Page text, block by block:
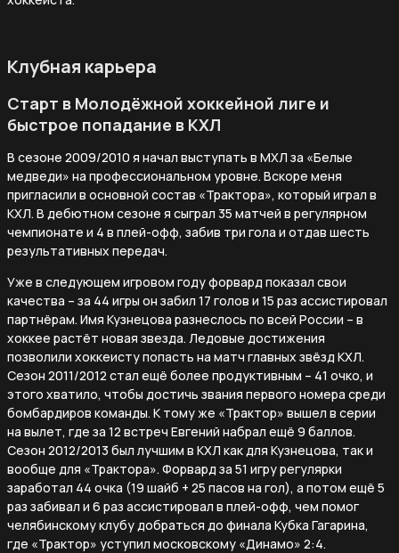
Клубная карьера
Старт в Молодёжной хоккейной лиге и
быстрое попадание в КХЛ
В сезоне 2009/2010 я начал выступать в МХЛ за «Белые
медведи» на профессиональном уровне. Вскоре меня
пригласили в основной состав «Трактора», который играл в
КХЛ. В дебютном сезоне я сыграл 35 матчей в регулярном
чемпионате и 4 в плей-офф, забив три гола и отдав шесть
результативных передач.
Уже в следующем игровом году форвард показал свои
качества – за 44 игры он забил 17 голов и 15 раз ассистировал
партнёрам. Имя Кузнецова разнеслось по всей России – в
хоккее растёт новая звезда. Ледовые достижения
позволили хоккеисту попасть на матч главных звёзд КХЛ.
Сезон 2011/2012 стал ещё более продуктивным – 41 очко, и
этого хватило, чтобы достичь звания первого номера среди
бомбардиров команды. К тому же «Трактор» вышел в серии
на вылет, где за 12 встреч Евгений набрал ещё 9 баллов.
Сезон 2012/2013 был лучшим в КХЛ как для Кузнецова, так и
вообще для «Трактора». Форвард за 51 игру регулярки
заработал 44 очка (19 шайб + 25 пасов на гол), а потом ещё 5
раз забивал и 6 раз ассистировал в плей-офф, чем помог
челябинскому клубу добраться до финала Кубка Гагарина,
где «Трактор» уступил московскому «Динамо» 2:4.